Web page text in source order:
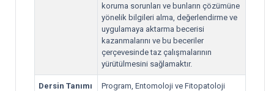
koruma sorunları ve bunların çözümüne
yönelik bilgileri alma, değerlendirme ve
uygulamaya aktarma becerisi
kazanmalarını ve bu beceriler
çerçevesinde taz çalışmalarının
yürütülmesini sağlamaktır.
Dersin Tanımı
Program, Entomoloji ve Fitopatoloji